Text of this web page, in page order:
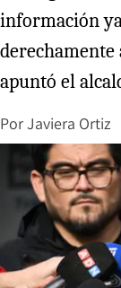
información
apuntó el
PorJaviera Ortiz